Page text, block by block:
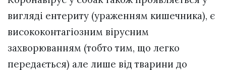
вигляді ентериту (ураженням кишечника), є
висококонтагіозним вірусним
захворюванням (тобто тим, що легко
передається) але лише від тварини до